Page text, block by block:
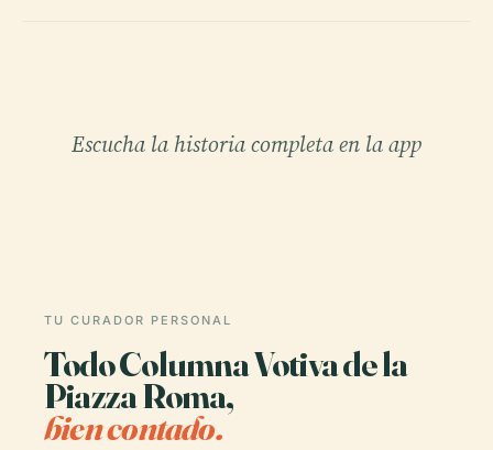
Escucha la historia completa en la app
TU CURADOR PERSONAL
Todo Columna Votiva de la
Piazza Roma,
bien contado.